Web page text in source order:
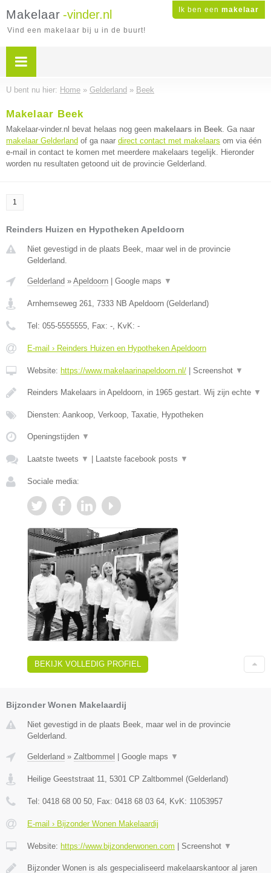
Ik ben een makelaar
Makelaar -vinder.nl
Vind een makelaar bij u in de buurt!
U bent nu hier: Home » Gelderland » Beek
Makelaar Beek
Makelaar-vinder.nl bevat helaas nog geen makelaars in Beek. Ga naar
makelaar Gelderland of ga naar direct contact met makelaars om via één
e-mail in contact te komen met meerdere makelaars tegelijk. Hieronder
worden nu resultaten getoond uit de provincie Gelderland.
1
Reinders Huizen en Hypotheken Apeldoorn
Niet gevestigd in de plaats Beek, maar wel in de provincie
Gelderland.
Gelderland » Apeldoorn Google maps ▼
Arnhemseweg 261, 7333 NB Apeldoorn (Gelderland)
Tel: 055-5555555, Fax: -, KvK: -
E-mail › Reinders Huizen en Hypotheken Apeldoorn
Website: https://www.makelaarinapeldoorn.nl/ Screenshot ▼
Reinders Makelaars in Apeldoorn, in 1965 gestart. Wij zijn echte ▼
Diensten: Aankoop, Verkoop, Taxatie, Hypotheken
Openingstijden ▼
Laatste tweets ▼ Laatste facebook posts ▼
Sociale media:
BEKIJK VOLLEDIG PROFIEL
Bijzonder Wonen Makelaardij
Niet gevestigd in de plaats Beek, maar wel in de provincie
Gelderland.
Gelderland » Zaltbommel | Google maps ▼
Heilige Geeststraat 11 5301 CP Zaltbommel (Gelderland)
Tel: 0418 68 00 50 , Fax: 0418 68 03 64 , KvK: 11053957
E-mail › Bijzonder Wonen Makelaardij
Website: https://www.bijzonderwonen.com | Screenshot ▼
Bijzonder Wonen is als gespecialiseerd makelaarskantoor al jaren